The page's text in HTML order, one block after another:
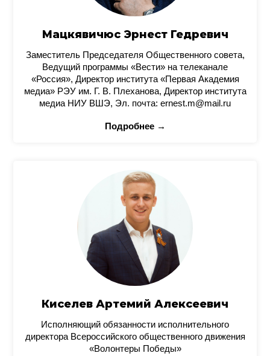
Мацкявичюс Эрнест Гедревич
Заместитель Председателя Общественного совета,
Ведущий программы «Вести» на телеканале
«Россия», Директор института «Первая Академия
медиа» РЭУ им. Г. В. Плеханова, Директор института
медиа НИУ ВШЭ, Эл. почта: ernest.m@mail.ru
Подробнее →
Киселев Артемий Алексеевич
Исполняющий обязанности исполнительного
директора Всероссийского общественного движения
«Волонтеры Победы»